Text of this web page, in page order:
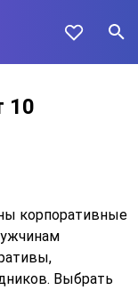
10
корпоративные
Выбрать